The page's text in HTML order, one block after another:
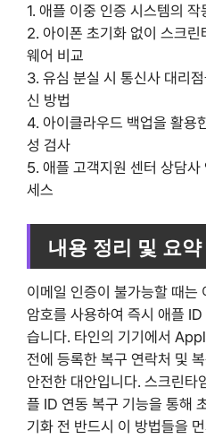
1. 애플 이중 인증 시스템의
2. 아이폰 초기화 없이 스크
웨어 비교
3. 유심 분실 시 통신사 대리
신 방법
4. 아이클라우드 백업을 활용
성 검사
5. 애플 고객지원 센터 상담
세스
내용 정리 및 요약
이메일 인증이 불가능할 때는
암호를 사용하여 즉시 애플
습니다. 타인의 기기에서
전에 등록한 복구 연락처 및
안전한 대안입니다. 스크린타
플 ID 연동 복구 기능을 통해
기화 전 반드시 이 방법들을